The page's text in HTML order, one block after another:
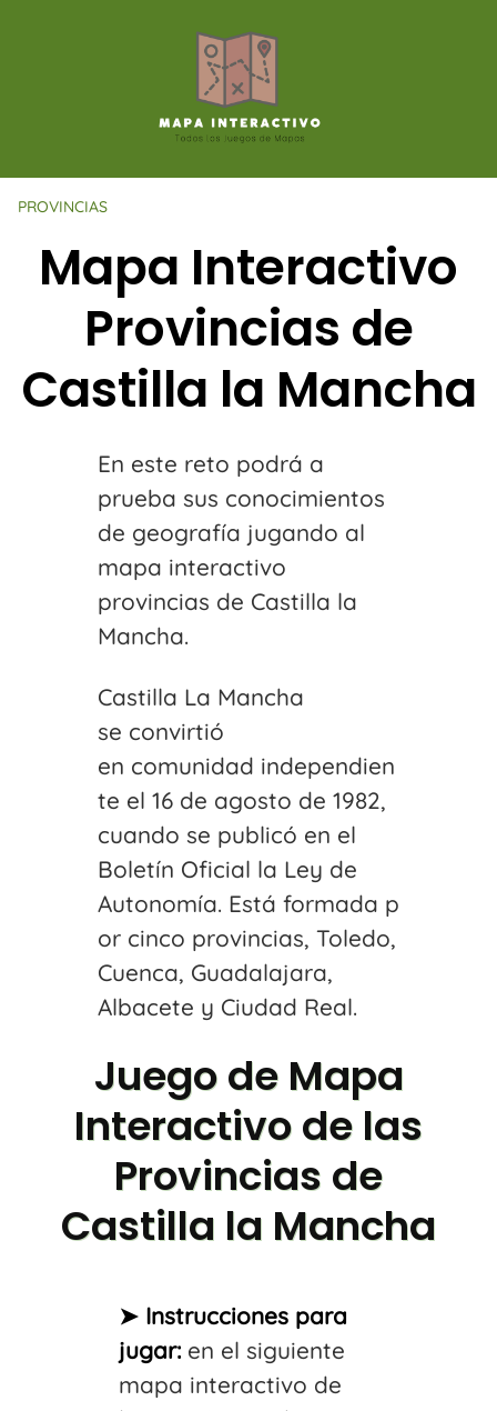
PROVINCIAS
Mapa Interactivo
Provincias de
Castilla la Mancha
En este reto podrá a
prueba sus conocimientos
de geografía jugando al
mapa interactivo
provincias de Castilla la
Mancha.
Castilla La Mancha
se convirtió
en comunidad independien
te el 16 de agosto de 1982,
cuando se publicó en el
Boletín Oficial la Ley de
Autonomía. Está formada p
or cinco provincias, Toledo,
Cuenca, Guadalajara,
Albacete y Ciudad Real.
Juego de Mapa
Interactivo de las
Provincias de
Castilla la Mancha
➤ Instrucciones para
jugar: en el siguiente
mapa interactivo de